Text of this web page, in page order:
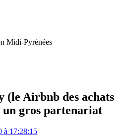
Midi-Pyrénées
(le Airbnb des achats
gros partenariat
à 17:28:15